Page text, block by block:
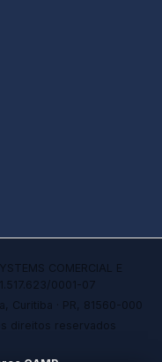
COMERCIAL E
0001-07
Curitiba · PR, 81560-000
direitos reservados